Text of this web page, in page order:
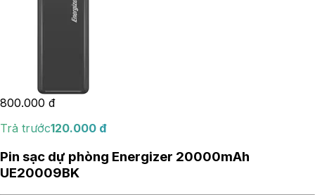
800.000 đ
Trả trước120.000 đ
Pin sạc dự phòng Energizer 20000mAh
UE20009BK